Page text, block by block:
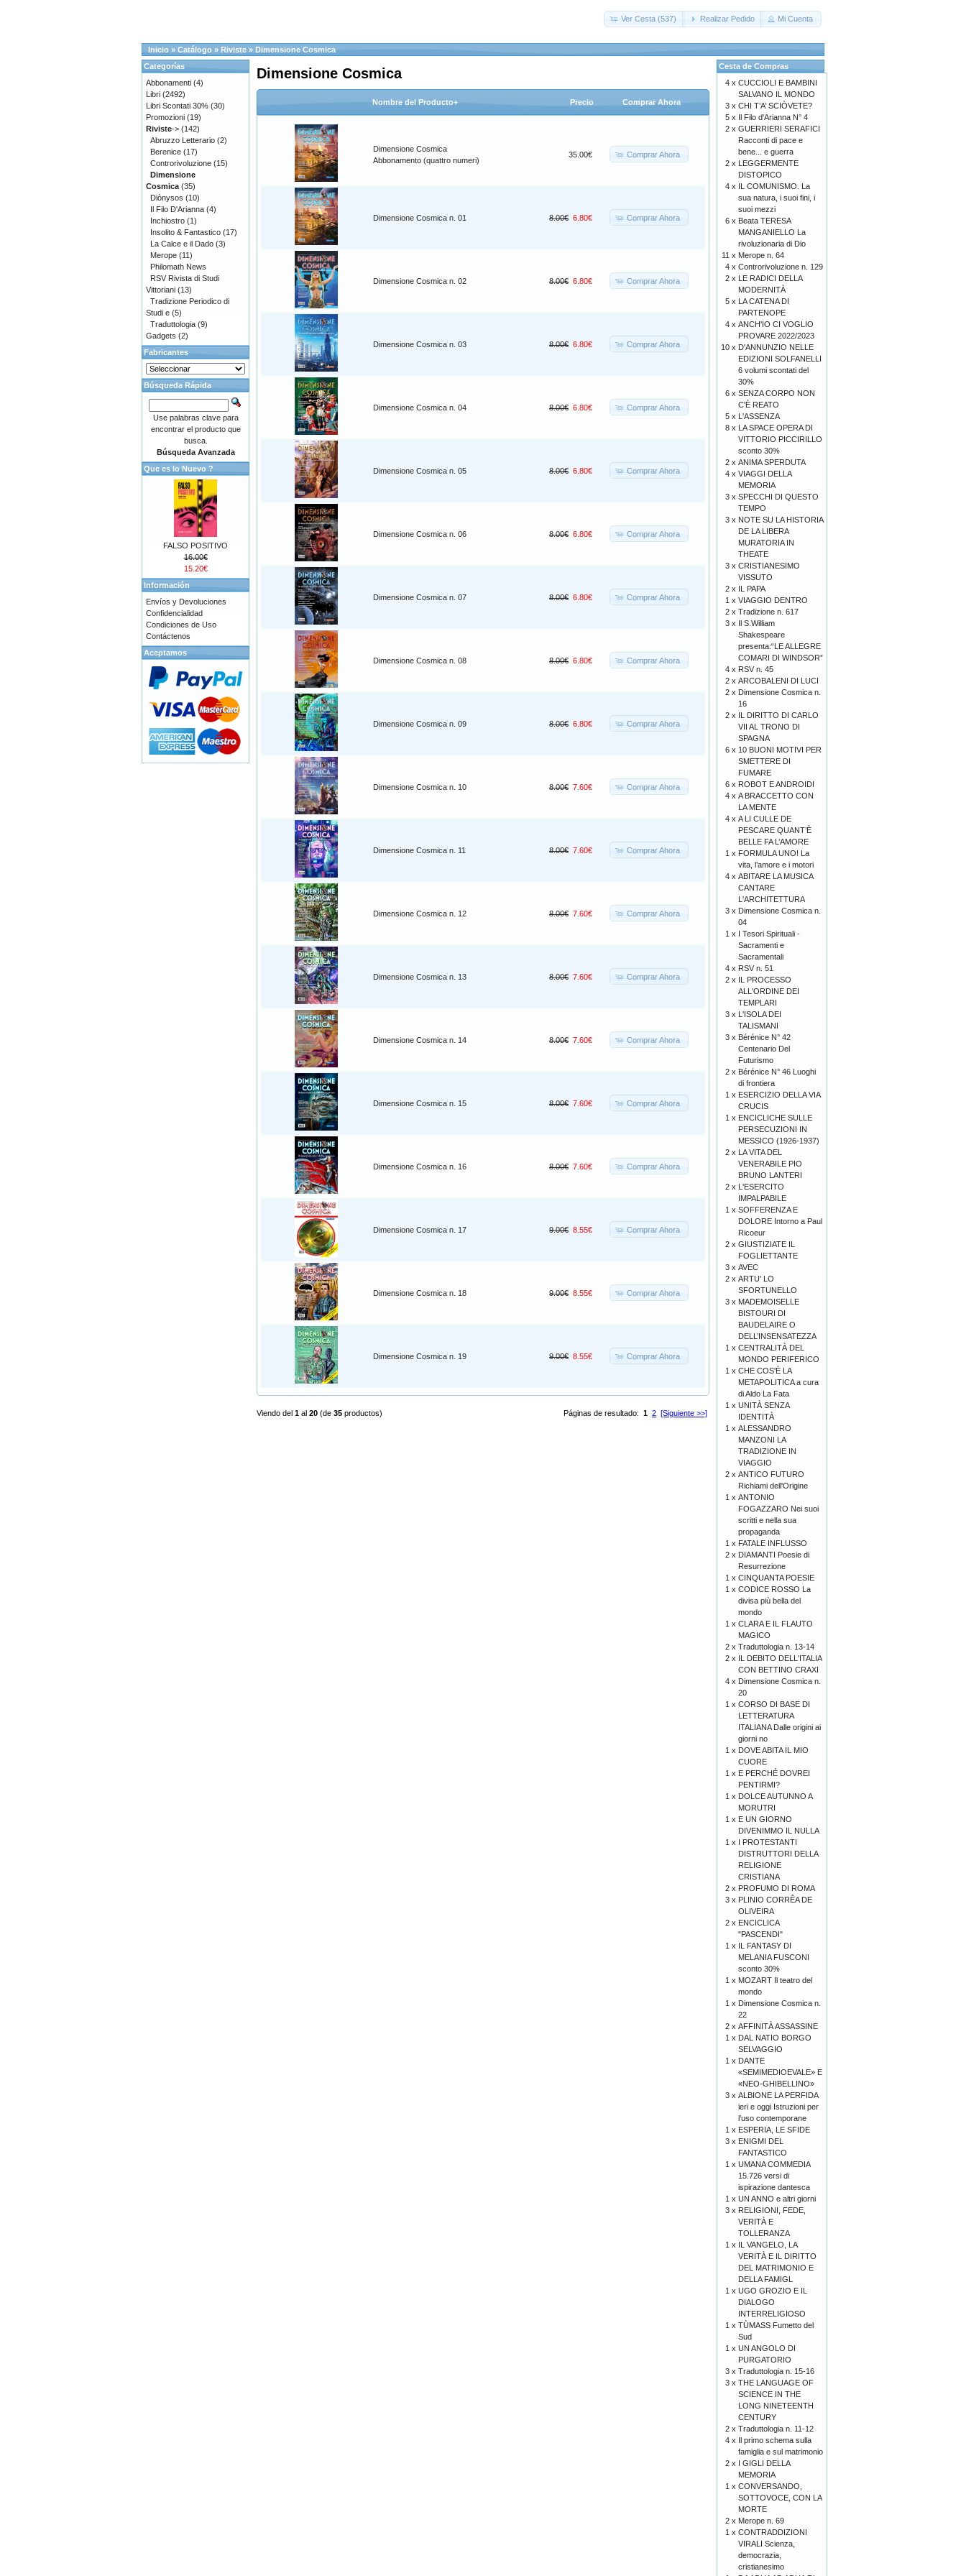
Ver Cesta (537) Realizar Pedido Mi Cuenta
Inicio » Catálogo » Riviste » Dimensione Cosmica
Dimensione Cosmica
Nombre del Producto+ Precio Comprar Ahora
Dimensione Cosmica
Abbonamento (quattro numeri)
35.00€ Comprar Ahora
Dimensione Cosmica n. 01 8.00€ 6.80€ Comprar Ahora
Dimensione Cosmica n. 02 8.00€ 6.80€ Comprar Ahora
Dimensione Cosmica n. 03 8.00€ 6.80€ Comprar Ahora
Dimensione Cosmica n. 04 8.00€ 6.80€ Comprar Ahora
Dimensione Cosmica n. 05 8.00€ 6.80€ Comprar Ahora
Dimensione Cosmica n. 06 8.00€ 6.80€ Comprar Ahora
Dimensione Cosmica n. 07 8.00€ 6.80€ Comprar Ahora
Dimensione Cosmica n. 08 8.00€ 6.80€ Comprar Ahora
Dimensione Cosmica n. 09 8.00€ 6.80€ Comprar Ahora
Dimensione Cosmica n. 10 8.00€ 7.60€ Comprar Ahora
Dimensione Cosmica n. 11 8.00€ 7.60€ Comprar Ahora
Dimensione Cosmica n. 12 8.00€ 7.60€ Comprar Ahora
Dimensione Cosmica n. 13 8.00€ 7.60€ Comprar Ahora
Dimensione Cosmica n. 14 8.00€ 7.60€ Comprar Ahora
Dimensione Cosmica n. 15 8.00€ 7.60€ Comprar Ahora
Dimensione Cosmica n. 16 8.00€ 7.60€ Comprar Ahora
Dimensione Cosmica n. 17 9.00€ 8.55€ Comprar Ahora
Dimensione Cosmica n. 18 9.00€ 8.55€ Comprar Ahora
Dimensione Cosmica n. 19 9.00€ 8.55€ Comprar Ahora
Páginas de resultado: 1 2 [Siguiente >>]
Viendo del 1 al 20 (de 35 productos)
Categorías
Abbonamenti (4)
Libri (2492)
Libri Scontati 30% (30)
Promozioni (19)
Riviste-> (142)
Abruzzo Letterario (2)
Berenice (17)
Controrivoluzione (15)
Dimensione
Cosmica (35)
Diònysos (10)
Il Filo D'Arianna (4)
Inchiostro (1)
Insolito & Fantastico (17)
La Calce e il Dado (3)
Merope (11)
Philomath News
RSV Rivista di Studi
Vittoriani (13)
Tradizione Periodico di
Studi e (5)
Traduttologia (9)
Gadgets (2)
Fabricantes
Búsqueda Rápida
Use palabras clave para
encontrar el producto que
busca.
Búsqueda Avanzada
Que es lo Nuevo ?
FALSO POSITIVO
16.00€
15.20€
Información
Envíos y Devoluciones
Confidencialidad
Condiciones de Uso
Contáctenos
Aceptamos
Cesta de Compras
4 x CUCCIOLI E BAMBINI
SALVANO IL MONDO
3 x CHI T’A’ SCIÒVETE?
5 x Il Filo d'Arianna N° 4
2 x GUERRIERI SERAFICI
Racconti di pace e
bene... e guerra
2 x LEGGERMENTE
DISTOPICO
4 x IL COMUNISMO. La
sua natura, i suoi fini, i
suoi mezzi
6 x Beata TERESA
MANGANIELLO La
rivoluzionaria di Dio
11 x Merope n. 64
4 x Controrivoluzione n. 129
2 x LE RADICI DELLA
MODERNITÀ
5 x LA CATENA DI
PARTENOPE
4 x ANCH'IO CI VOGLIO
PROVARE 2022/2023
10 x D'ANNUNZIO NELLE
EDIZIONI SOLFANELLI
6 volumi scontati del
30%
6 x SENZA CORPO NON
C'È REATO
5 x L'ASSENZA
8 x LA SPACE OPERA DI
VITTORIO PICCIRILLO
sconto 30%
2 x ANIMA SPERDUTA
4 x VIAGGI DELLA
MEMORIA
3 x SPECCHI DI QUESTO
TEMPO
3 x NOTE SU LA HISTORIA
DE LA LIBERA
MURATORIA IN
THEATE
3 x CRISTIANESIMO
VISSUTO
2 x IL PAPA
1 x VIAGGIO DENTRO
2 x Tradizione n. 617
3 x Il S.William
Shakespeare
presenta:“LE ALLEGRE
COMARI DI WINDSOR”
4 x RSV n. 45
2 x ARCOBALENI DI LUCI
2 x Dimensione Cosmica n.
16
2 x IL DIRITTO DI CARLO
VII AL TRONO DI
SPAGNA
6 x 10 BUONI MOTIVI PER
SMETTERE DI
FUMARE
6 x ROBOT E ANDROIDI
4 x A BRACCETTO CON
LA MENTE
4 x A LI CULLE DE
PESCARE QUANT’È
BELLE FA L’AMORE
1 x FORMULA UNO! La
vita, l’amore e i motori
4 x ABITARE LA MUSICA
CANTARE
L'ARCHITETTURA
3 x Dimensione Cosmica n.
04
1 x I Tesori Spirituali -
Sacramenti e
Sacramentali
4 x RSV n. 51
2 x IL PROCESSO
ALL'ORDINE DEI
TEMPLARI
3 x L'ISOLA DEI
TALISMANI
3 x Bérénice N° 42
Centenario Del
Futurismo
2 x Bérénice N° 46 Luoghi
di frontiera
1 x ESERCIZIO DELLA VIA
CRUCIS
1 x ENCICLICHE SULLE
PERSECUZIONI IN
MESSICO (1926-1937)
2 x LA VITA DEL
VENERABILE PIO
BRUNO LANTERI
2 x L'ESERCITO
IMPALPABILE
1 x SOFFERENZA E
DOLORE Intorno a Paul
Ricoeur
2 x GIUSTIZIATE IL
FOGLIETTANTE
3 x AVEC
2 x ARTU' LO
SFORTUNELLO
3 x MADEMOISELLE
BISTOURI DI
BAUDELAIRE O
DELL’INSENSATEZZA
1 x CENTRALITÀ DEL
MONDO PERIFERICO
1 x CHE COS'È LA
METAPOLITICA a cura
di Aldo La Fata
1 x UNITÀ SENZA
IDENTITÀ
1 x ALESSANDRO
MANZONI LA
TRADIZIONE IN
VIAGGIO
2 x ANTICO FUTURO
Richiami dell'Origine
1 x ANTONIO
FOGAZZARO Nei suoi
scritti e nella sua
propaganda
1 x FATALE INFLUSSO
2 x DIAMANTI Poesie di
Resurrezione
1 x CINQUANTA POESIE
1 x CODICE ROSSO La
divisa più bella del
mondo
1 x CLARA E IL FLAUTO
MAGICO
2 x Traduttologia n. 13-14
2 x IL DEBITO DELL'ITALIA
CON BETTINO CRAXI
4 x Dimensione Cosmica n.
20
1 x CORSO DI BASE DI
LETTERATURA
ITALIANA Dalle origini ai
giorni no
1 x DOVE ABITA IL MIO
CUORE
1 x E PERCHÉ DOVREI
PENTIRMI?
1 x DOLCE AUTUNNO A
MORUTRI
1 x E UN GIORNO
DIVENIMMO IL NULLA
1 x I PROTESTANTI
DISTRUTTORI DELLA
RELIGIONE
CRISTIANA
2 x PROFUMO DI ROMA
3 x PLINIO CORRÊA DE
OLIVEIRA
2 x ENCICLICA
"PASCENDI"
1 x IL FANTASY DI
MELANIA FUSCONI
sconto 30%
1 x MOZART Il teatro del
mondo
1 x Dimensione Cosmica n.
22
2 x AFFINITÀ ASSASSINE
1 x DAL NATIO BORGO
SELVAGGIO
1 x DANTE
«SEMIMEDIOEVALE» E
«NEO-GHIBELLINO»
3 x ALBIONE LA PERFIDA
ieri e oggi Istruzioni per
l’uso contemporane
1 x ESPERIA, LE SFIDE
3 x ENIGMI DEL
FANTASTICO
1 x UMANA COMMEDIA
15.726 versi di
ispirazione dantesca
1 x UN ANNO e altri giorni
3 x RELIGIONI, FEDE,
VERITÀ E
TOLLERANZA
1 x IL VANGELO, LA
VERITÀ E IL DIRITTO
DEL MATRIMONIO E
DELLA FAMIGL
1 x UGO GROZIO E IL
DIALOGO
INTERRELIGIOSO
1 x TÙMASS Fumetto del
Sud
1 x UN ANGOLO DI
PURGATORIO
3 x Traduttologia n. 15-16
3 x THE LANGUAGE OF
SCIENCE IN THE
LONG NINETEENTH
CENTURY
2 x Traduttologia n. 11-12
4 x Il primo schema sulla
famiglia e sul matrimonio
2 x I GIGLI DELLA
MEMORIA
1 x CONVERSANDO,
SOTTOVOCE, CON LA
MORTE
2 x Merope n. 69
1 x CONTRADDIZIONI
VIRALI Scienza,
democrazia,
cristianesimo